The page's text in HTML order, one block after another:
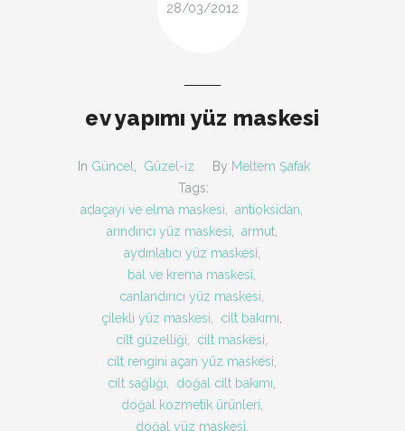
28/03/2012
ev yapımı yüz maskesi
In Güncel Güzel-iz By Meltem Şafak
Tags:
adaçayı ve elma maskesi
antioksidan
arındırıcı yüz maskesi
armut,
aydınlatıcı yüz maskesi
bal ve krema maskesi
canlandırıcı yüz maskesi
çilekli yüz maskesi
cilt bakımı
cilt güzelliği
cilt maskesi
cilt rengini açan yüz maskesi
cilt sağlığı
doğal cilt bakımı
doğal kozmetik ürünleri
doğal yüz maskesi